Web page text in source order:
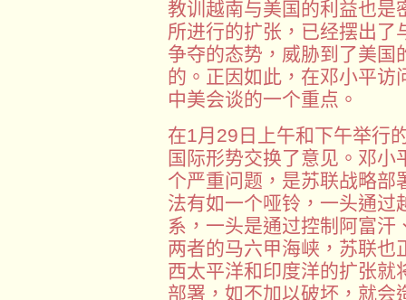
教训越南与美国的利益也是
所进行的扩张，已经摆出了
争夺的态势，威胁到了美国
的。正因如此，在邓小平访
中美会谈的一个重点。
在1月29日上午和下午举行
国际形势交换了意见。邓小
个严重问题，是苏联战略部
法有如一个哑铃，一头通过
系，一头是通过控制阿富汗
两者的马六甲海峡，苏联也
西太平洋和印度洋的扩张就
部署，如不加以破坏，就会